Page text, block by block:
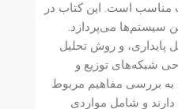
مناسب است. این کتاب در
سیستم‌ها می‌پردازد.
و روش تحلیل
شبکه‌های توزیع و
به بررسی مفاهیم مربوط
و شامل مواردی